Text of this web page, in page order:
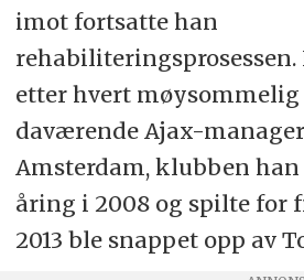
imot fortsatte han
rehabiliteringsprosessen.
etter hvert møysommelig
daværende Ajax-
Amsterdam, klubben
åring i 2008 og spilte for
2013 ble snappet opp av